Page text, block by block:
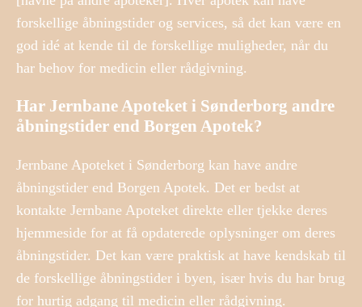
forskellige åbningstider og services, så det kan være en
god idé at kende til de forskellige muligheder, når du
har behov for medicin eller rådgivning.
Har Jernbane Apoteket i Sønderborg andre
åbningstider end Borgen Apotek?
Jernbane Apoteket i Sønderborg kan have andre
åbningstider end Borgen Apotek. Det er bedst at
kontakte Jernbane Apoteket direkte eller tjekke deres
hjemmeside for at få opdaterede oplysninger om deres
åbningstider. Det kan være praktisk at have kendskab til
de forskellige åbningstider i byen, især hvis du har brug
for hurtig adgang til medicin eller rådgivning.